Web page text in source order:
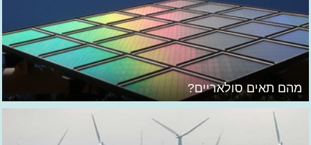
מהם תאים סולאריים?